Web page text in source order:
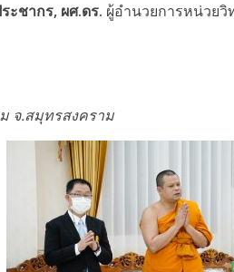
ะชากร, ผศ.ดร. ผู้อำนวยการหน่วยวิ
จ.สมุทรสงคราม